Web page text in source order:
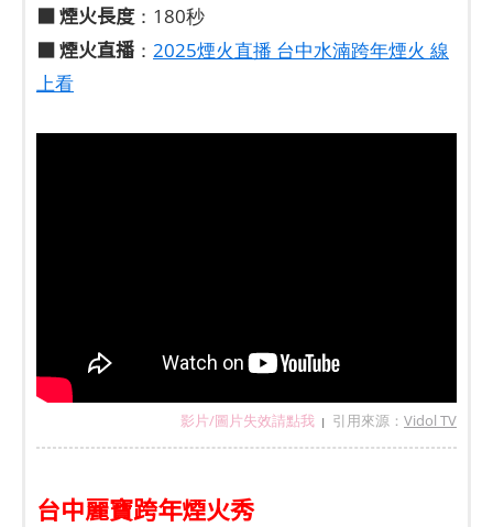
■ 煙火長度：180秒
■ 煙火直播 ： 2025煙火直播 台中水湳跨年煙火 線
上看
影片/圖片失效請點我 | 引用來源： Vidol TV
台中麗寶跨年煙火秀